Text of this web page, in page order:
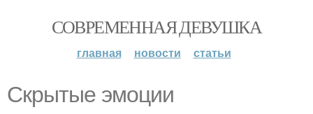
СОВРЕМЕННАЯ ДЕВУШКА
главная новости статьи
Скрытые эмоции